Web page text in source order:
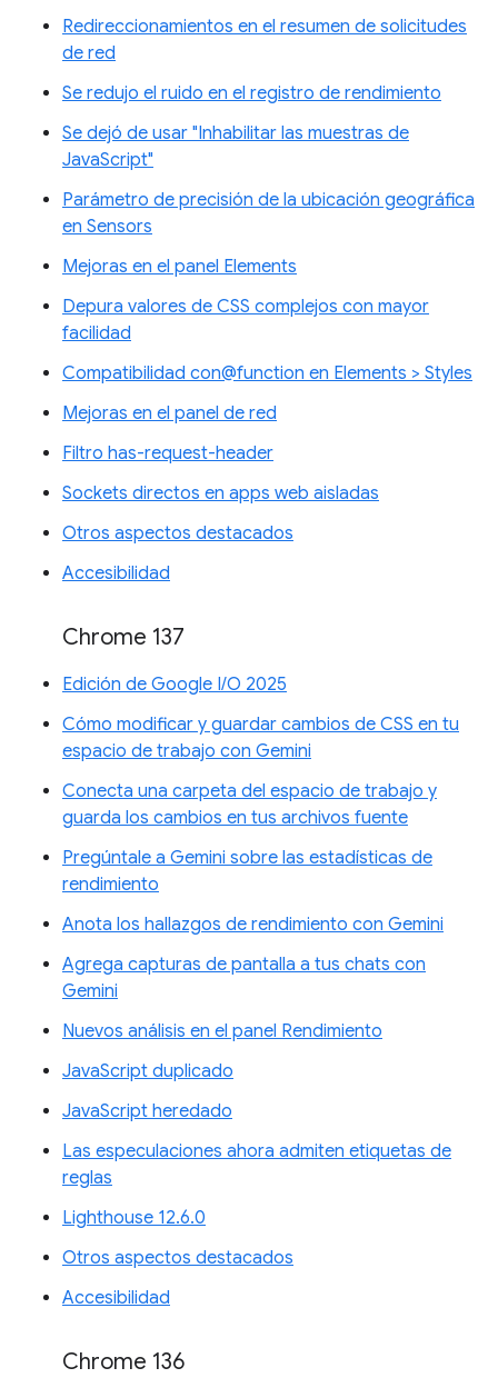
Redireccionamientos en el resumen de solicitudes
de red
Se redujo el ruido en el registro de rendimiento
Se dejó de usar "Inhabilitar las muestras de
JavaScript"
Parámetro de precisión de la ubicación geográfica
en Sensors
Mejoras en el panel Elements
Depura valores de CSS complejos con mayor
facilidad
Compatibilidad con@function en Elements > Styles
Mejoras en el panel de red
Filtro has-request-header
Sockets directos en apps web aisladas
Otros aspectos destacados
Accesibilidad
Chrome 137
Edición de Google I/O 2025
Cómo modificar y guardar cambios de CSS en tu
espacio de trabajo con Gemini
Conecta una carpeta del espacio de trabajo y
guarda los cambios en tus archivos fuente
Pregúntale a Gemini sobre las estadísticas de
rendimiento
Anota los hallazgos de rendimiento con Gemini
Agrega capturas de pantalla a tus chats con
Gemini
Nuevos análisis en el panel Rendimiento
JavaScript duplicado
JavaScript heredado
Las especulaciones ahora admiten etiquetas de
reglas
Lighthouse 12.6.0
Otros aspectos destacados
Accesibilidad
Chrome 136